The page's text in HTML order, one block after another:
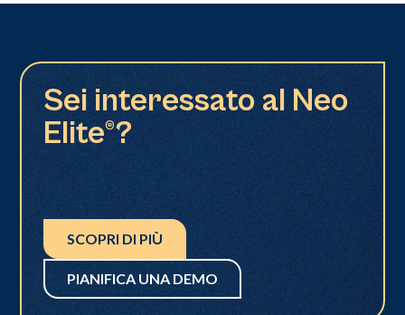
Sei interessato al Neo
Elite®?
SCOPRI DI PIÙ
PIANIFICA UNA DEMO